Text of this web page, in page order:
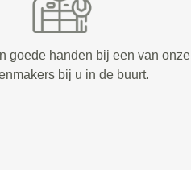
goede handen bij een van onze
bij u in de buurt.